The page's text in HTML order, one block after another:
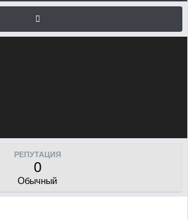
РЕПУТАЦИЯ
0
Обычный